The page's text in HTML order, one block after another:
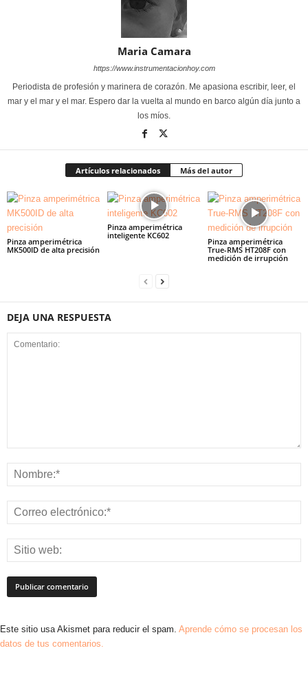
Maria Camara
https://www.instrumentacionhoy.com
Periodista de profesión y marinera de corazón. Me apasiona escribir, leer, el
mar y el mar y el mar. Espero dar la vuelta al mundo en barco algún día junto a
los míos.
Artículos relacionados Más del autor
Pinza amperimétrica
MK500ID de alta precisión
Pinza amperimétrica
inteligente KC602
Pinza amperimétrica
True-RMS HT208F con
medición de irrupción
DEJA UNA RESPUESTA
Este sitio usa Akismet para reducir el spam. Aprende cómo se procesan los
datos de tus comentarios.